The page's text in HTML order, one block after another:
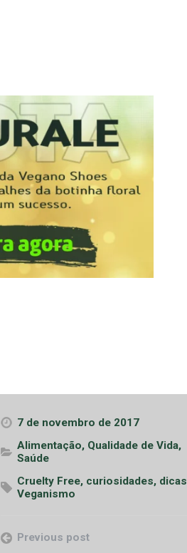
7 de novembro de 2017
Alimentação, Qualidade de Vida,
Saúde
Cruelty Free, curiosidades, dicas
Veganismo
Previous post